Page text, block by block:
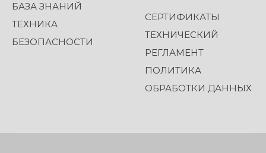
БАЗА ЗНАНИЙ
ТЕХНИКА
БЕЗОПАСНОСТИ
СЕРТИФИКАТЫ
ТЕХНИЧЕСКИЙ
РЕГЛАМЕНТ
ПОЛИТИКА
ОБРАБОТКИ ДАННЫХ